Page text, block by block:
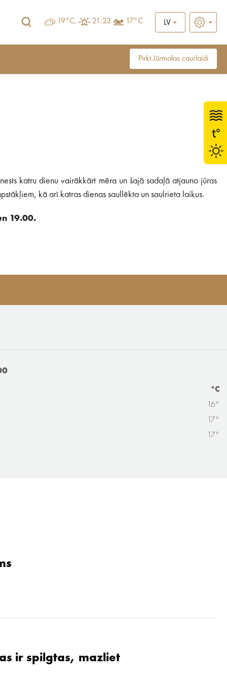
19°C, 21:23 17°C LV
Pirkt Jūrmalas caurlaidi
katru dienu vairākkārt mēra un šajā sadaļā atjauno jūras
kā arī katras dienas saullēkta un saulrieta laikus.
19.00.
°C
16°
17°
17°
ir spilgtas, mazliet